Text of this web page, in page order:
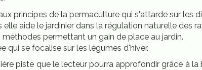
principes de la permaculture qui s'attarde sur les
aide le jardinier dans la régulation naturelle des
permettant un gain de place au jardin.
qui se focalise sur les légumes d'hiver.
piste que le lecteur pourra approfondir grâce à